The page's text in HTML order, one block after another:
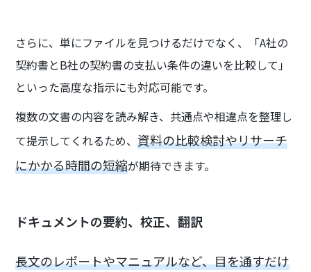
さらに、単にファイルを見つけるだけでなく、「A社の
契約書とB社の契約書の支払い条件の違いを比較して」
といった高度な指示にも対応可能です。
複数の文書の内容を読み解き、共通点や相違点を整理し
て提示してくれるため、資料の比較検討やリサーチ
にかかる時間の短縮が期待できます。
ドキュメントの要約、校正、翻訳
長文のレポートやマニュアルなど、目を通すだけ